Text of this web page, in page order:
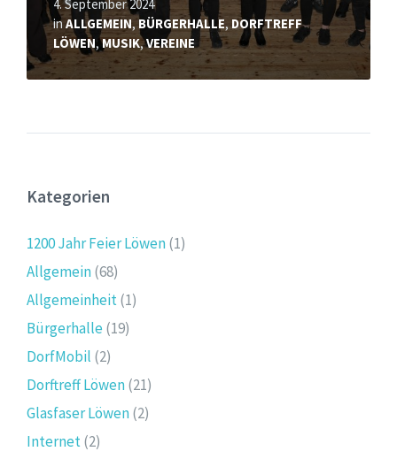
4. September 2024
in ALLGEMEIN,BÜRGERHALLE,DORFTREFF
LÖWEN,MUSIK,VEREINE
Kategorien
1200 Jahr Feier Löwen(1)
Allgemein(68)
Allgemeinheit(1)
Bürgerhalle(19)
DorfMobil (2)
Dorftreff Löwen(21)
Glasfaser Löwen(2)
Internet(2)